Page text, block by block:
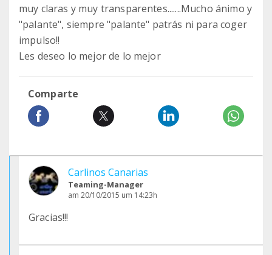
muy claras y muy transparentes.......Mucho ánimo y
"palante", siempre "palante" patrás ni para coger
impulso!!
Les deseo lo mejor de lo mejor
Comparte
Carlinos Canarias
Teaming-Manager
am 20/10/2015 um 14:23h
Gracias!!!